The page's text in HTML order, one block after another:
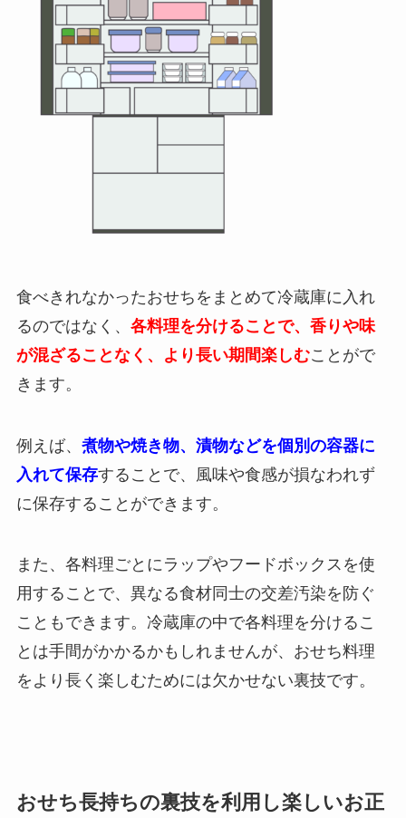
食べきれなかったおせちをまとめて冷蔵庫に入れ
るのではなく、 各料理を分けることで、香りや味
が混ざることなく、より長い期間楽しむことがで
きます。
例えば、 煮物や焼き物、漬物などを個別の容器に
入れて保存することで、風味や食感が損なわれず
に保存することができます。
また、各料理ごとにラップやフードボックスを使
用することで、異なる食材同士の交差汚染を防ぐ
こともできます。冷蔵庫の中で各料理を分けるこ
とは手間がかかるかもしれませんが、おせち料理
をより長く楽しむためには欠かせない裏技です。
おせち長持ちの裏技を利用し楽しいお正